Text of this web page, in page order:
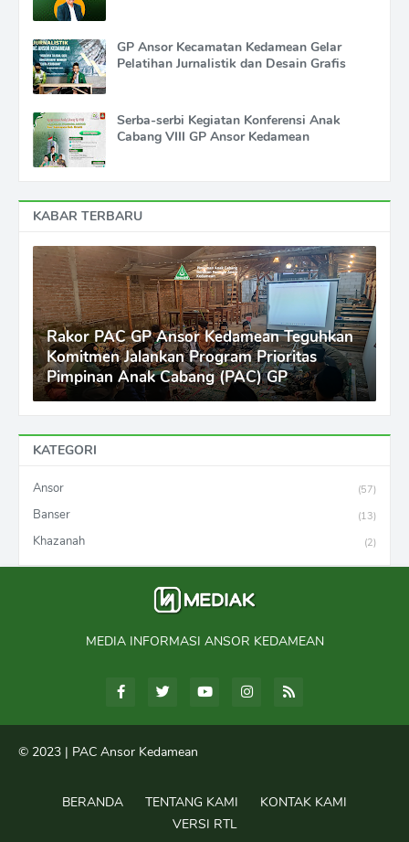
GP Ansor Kecamatan Kedamean Gelar
Pelatihan Jurnalistik dan Desain Grafis
Serba-serbi Kegiatan Konferensi Anak
Cabang VIII GP Ansor Kedamean
KABAR TERBARU
Rakor PAC GP Ansor Kedamean Teguhkan
Komitmen Jalankan Program Prioritas
Pimpinan Anak Cabang (PAC) GP
KATEGORI
Ansor (57)
Banser (13)
Khazanah (2)
MEDIA INFORMASI ANSOR KEDAMEAN
© 2023 | PAC Ansor Kedamean
BERANDA TENTANG KAMI
KONTAK KAMI
VERSI RTL